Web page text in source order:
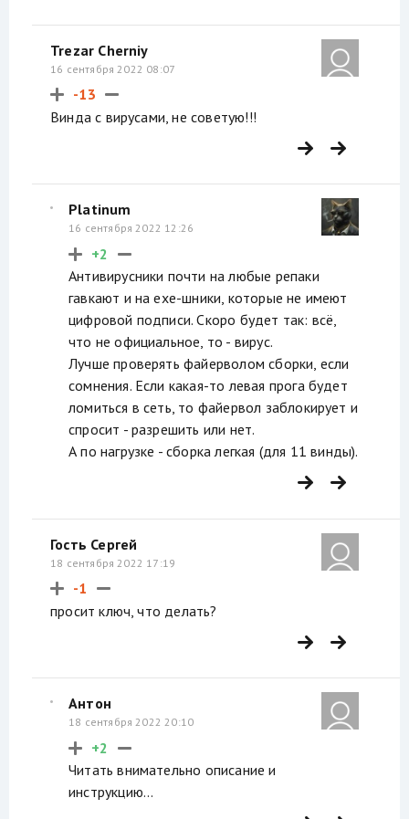
Trezar Cherniy
16 сентября 2022 08:07
-13
Винда с вирусами, не советую!!!
Platinum
16 сентября 2022 12:26
+2
Антивирусники почти на любые репаки
гавкают и на exe-шники, которые не имеют
цифровой подписи. Скоро будет так: всё,
что не официальное, то - вирус.
Лучше проверять файерволом сборки, если
сомнения. Если какая-то левая прога будет
ломиться в сеть, то файервол заблокирует и
спросит - разрешить или нет.
А по нагрузке - сборка легкая (для 11 винды).
Гость Сергей
18 сентября 2022 17:19
-1
просит ключ, что делать?
Антон
18 сентября 2022 20:10
+2
Читать внимательно описание и
инструкцию...